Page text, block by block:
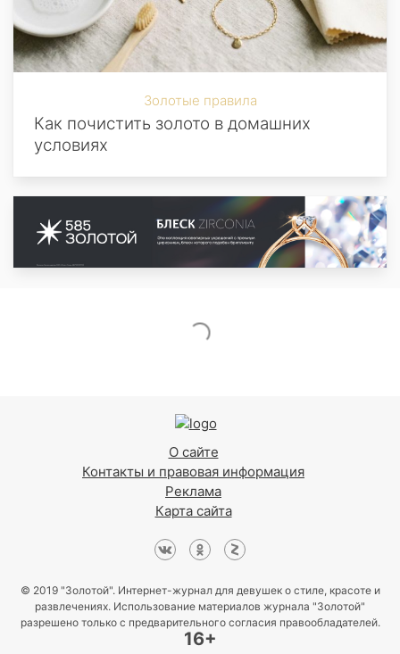
Золотые правила
Как почистить золото в домашних
условиях
О сайте
Контакты и правовая информация
Реклама
Карта сайта
© 2019 "Золотой". Интернет-журнал для девушек о стиле, красоте и
развлечениях. Использование материалов журнала "Золотой"
разрешено только с предварительного согласия правообладателей.
16+